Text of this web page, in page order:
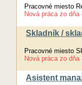
Pracovné miesto
Nová práca zo dňa
Skladník /
Pracovné miesto
Nová práca zo dňa
Asistent